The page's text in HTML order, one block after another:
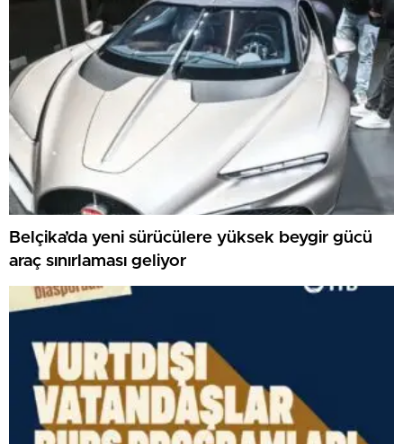
Belçika’da yeni sürücülere yüksek beygir gücü
araç sınırlaması geliyor